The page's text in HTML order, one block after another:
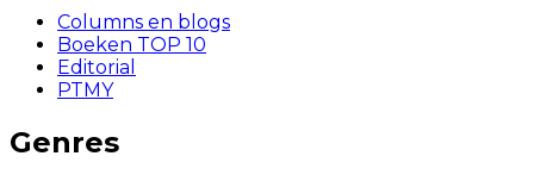
Columns en blogs
Boeken TOP 10
Editorial
PTMY
Genres